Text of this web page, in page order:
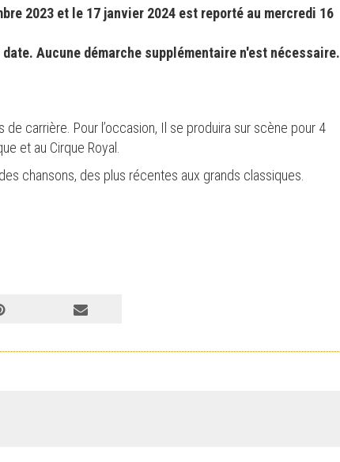
2023 et le 17 janvier 2024 est reporté au mercredi 16
Aucune démarche supplémentaire n'est nécessaire.
carrière. Pour l’occasion, Il se produira sur scène pour 4
et au Cirque Royal.
chansons, des plus récentes aux grands classiques.